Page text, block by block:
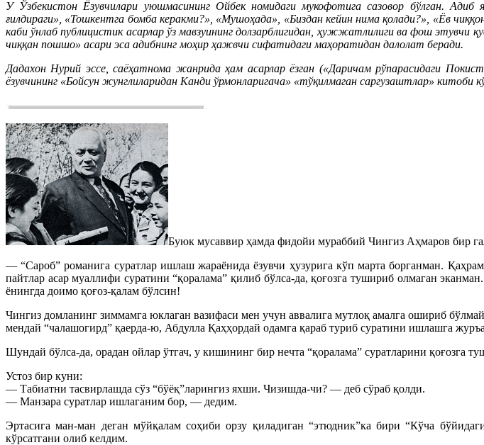
У Ўзбекистон Ёзувчилари уюшмасининг Ойбек номидаги мукофотига сазовор бўлган.
ғилдираги», «Тошкентга бомба керакми?», «Мушоҳада», «Биздан кейин нима қолади?», «Ёв
каби ўнлаб публицистик асарлар ўз мавзуининг долзарблигидан, ҳужжатлилиги ва фош этувчи
чиққан пошшо» асари эса адибнинг моҳир ҳажвчи сифатидаги маҳоратидан далолат беради.
Дадахон Нурий эссе, саёҳатнома жанрида ҳам асарлар ёзган («Даричам рўпарасидаги
ёзувчининг «Бойсун жунглиларидан Канди ўрмонларигача» «тўқилмаган саргузаштлар» китоби
Буюк мусаввир ҳамда фидойи мураббий Чингиз Аҳмаров бир
— “Сароб” романига суратлар ишлаш жараёнида ёзувчи ҳузурига кўп марта борганман.
пайтлар асар муаллифи суратини “қоралама” қилиб бўлса-да, қоғозга тушириб олмаган
ёнингда доимо қоғоз-қалам бўлсин!
Чингиз домланинг зиммамга юклаган вазифаси мен учун аввалига мутлоқ амалга ошириб
мендай “чалашогирд” қаерда-ю, Абдулла Қаҳҳордай одамга қараб туриб суратини ишлашга
Шундай бўлса-да, орадан ойлар ўтгач, у кишининг бир нечта “қоралама” суратларини қоғозга
Устоз бир куни:
— Табиатни тасвирлашда сўз “бўёқ”ларингиз яхши. Чизишда-чи? — деб сўраб қолди.
— Манзара суратлар ишлаганим бор, — дедим.
Эртасига ман-ман деган мўйқалам соҳиби орзу қиладиган “этюдник”ка бири “Кўча
кўрсатгани олиб келдим.